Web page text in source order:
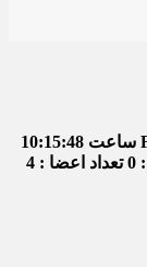
ساعت 10:15:48
تعداد اعضا : 4